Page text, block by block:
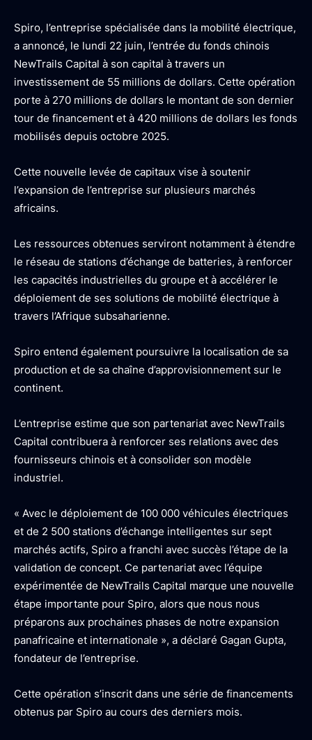
Spiro, l’entreprise spécialisée dans la mobilité électrique,
a annoncé, le lundi 22 juin, l’entrée du fonds chinois
NewTrails Capital à son capital à travers un
investissement de 55 millions de dollars. Cette opération
porte à 270 millions de dollars le montant de son dernier
tour de financement et à 420 millions de dollars les fonds
mobilisés depuis octobre 2025.
Cette nouvelle levée de capitaux vise à soutenir
l’expansion de l’entreprise sur plusieurs marchés
africains.
Les ressources obtenues serviront notamment à étendre
le réseau de stations d’échange de batteries, à renforcer
les capacités industrielles du groupe et à accélérer le
déploiement de ses solutions de mobilité électrique à
travers l’Afrique subsaharienne.
Spiro entend également poursuivre la localisation de sa
production et de sa chaîne d’approvisionnement sur le
continent.
L’entreprise estime que son partenariat avec NewTrails
Capital contribuera à renforcer ses relations avec des
fournisseurs chinois et à consolider son modèle
industriel.
« Avec le déploiement de 100 000 véhicules électriques
et de 2 500 stations d’échange intelligentes sur sept
marchés actifs, Spiro a franchi avec succès l’étape de la
validation de concept. Ce partenariat avec l’équipe
expérimentée de NewTrails Capital marque une nouvelle
étape importante pour Spiro, alors que nous nous
préparons aux prochaines phases de notre expansion
panafricaine et internationale », a déclaré Gagan Gupta,
fondateur de l’entreprise.
Cette opération s’inscrit dans une série de financements
obtenus par Spiro au cours des derniers mois.